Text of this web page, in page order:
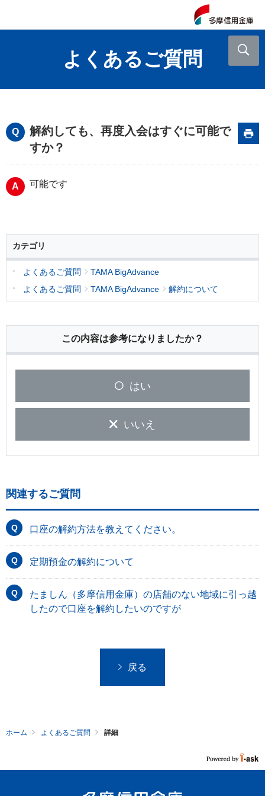
よくあるご質問
解約しても、再度入会はすぐに可能で
すか？
可能です
カテゴリ
よくあるご質問
TAMA BigAdvance
よくあるご質問
TAMA BigAdvance 解約について
この内容は参考になりましたか？
はい
いいえ
関連するご質問
口座の解約方法を教えてください。
定期預金の解約について
たましん（多摩信用金庫）の店舗のない地域に引っ越
したので口座を解約したいのですが
戻る
ホーム よくあるご質問 詳細